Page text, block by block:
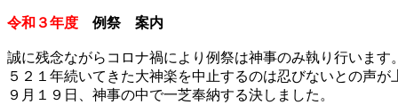
令和３年度 例祭 案内
誠に残念ながらコロナ禍により例祭は神事のみ執り行います
５２１年続いてきた大神楽を中止するのは忍びないとの声が
９月１９日、神事の中で一芝奉納する決しました。